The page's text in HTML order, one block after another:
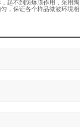
起不到防爆膜作用，采用陶
，保证各个样品微波环境相